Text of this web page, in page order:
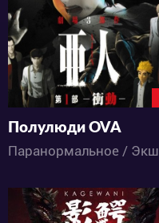
1 2
Полулюди OVA